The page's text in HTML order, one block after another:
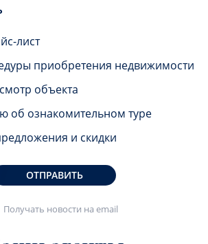
лист
приобретения недвижимости
объекта
об ознакомительном туре
и скидки
ОТПРАВИТЬ
Получать новости на email